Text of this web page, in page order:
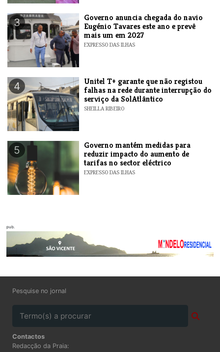
3
Governo anuncia chegada do navio
Eugénio Tavares este ano e prevê
mais um em 2027
EXPRESSO DAS ILHAS
4
Unitel T+ garante que não registou
falhas na rede durante interrupção do
serviço da SolAtlântico
SHEILLA RIBEIRO
5
Governo mantém medidas para
reduzir impacto do aumento de
tarifas no sector eléctrico
EXPRESSO DAS ILHAS
pub.
Pesquise no jornal
Contactos
Redacção da Praia: